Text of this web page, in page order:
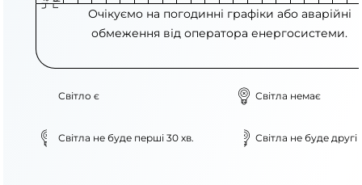
Очікуємо на погодинні графіки або аварійні
обмеження від оператора енергосистеми.
Світло є Світла немає
Світла не буде перші 30 хв. Світла не буде другі